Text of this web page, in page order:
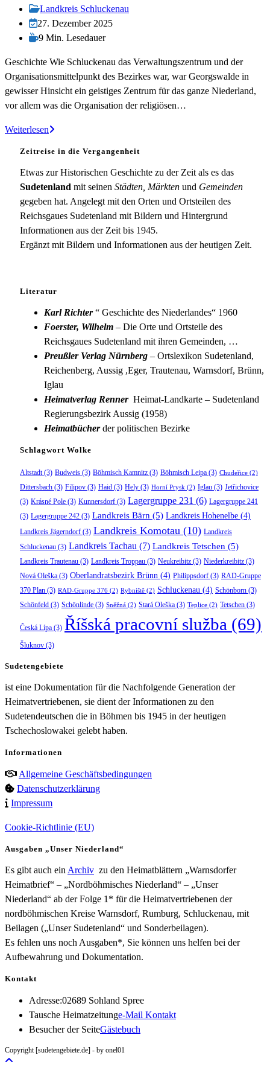
veröffentlicht:
Beitrags-
Kategorie:
Landkreis Schluckenau
Beitrag
zuletzt
am:
27. Dezember 2025
Lesedauer:
9 Min. Lesedauer
Geschichte Wie Schluckenau das Verwaltungszentrum und der
Organisationsmittelpunkt des Bezirkes war, war Georgswalde in
gewisser Hinsicht ein geistiges Zentrum für das ganze Niederland,
vor allem was die Organisation der religiösen…
WeiterlesenGeorgswalde
Zeitreise in die Vergangenheit
Etwas zur Historischen Geschichte zu der Zeit als es das
Sudetenland mit seinen Städten, Märkten und Gemeinden
gegeben hat. Angelegt mit den Orten und Ortsteilen des
Reichsgaues Sudetenland mit Bildern und Hintergrund
Informationen aus der Zeit bis 1945.
Ergänzt mit Bildern und Informationen aus der heutigen Zeit.
Literatur
Karl Richter“ Geschichte des Niederlandes“ 1960
Foerster, Wilhelm – Die Orte und Ortsteile des
Reichsgaues Sudetenland mit ihren Gemeinden, …
Preußler Verlag Nürnberg – Ortslexikon Sudetenland,
Reichenberg, Aussig ,Eger, Trautenau, Warnsdorf, Brünn,
Iglau
Heimatverlag Renner Heimat-Landkarte – Sudetenland
Regierungsbezirk Aussig (1958)
Heimatbücherder politischen Bezirke
Schlagwort Wolke
Altstadt (3) Budweis (3) Böhmisch Kamnitz (3) Böhmisch Leipa (3) Chudeřice (2)
Dittersbach (3) Filipov (3) Haid (3) Hely (3) Horní Prysk (2) Iglau (3) Jetřichovice
(3) Krásné Pole (3) Kunnersdorf (3) Lagergruppe 231 (6) Lagergruppe 241
(3) Lagergruppe 242 (3) Landkreis Bärn (5) Landkreis Hohenelbe (4)
Landkreis Jägerndorf (3) Landkreis Komotau (10) Landkreis
Schluckenau (3) Landkreis Tachau (7) Landkreis Tetschen (5)
Landkreis Trautenau (3) Landkreis Troppau (3) Neukreibitz (3) Niederkreibitz (3)
Nová Oleška (3) Oberlandratsbezirk Brünn (4) Philippsdorf (3) RAD-Gruppe
370 Plan (3) RAD-Gruppe 376 (2) Rybniště (2) Schluckenau (4) Schönborn (3)
Schönfeld (3) Schönlinde (3) Sněžná (2) Stará Oleška (3) Teplice (2) Tetschen (3)
Česká Lípa (3) Říšská pracovní služba (69)
Šluknov (3)
Sudetengebiete
ist eine Dokumentation für die Nachfolgende Generation der
Heimatvertriebenen, sie dient der Informationen zu den
Sudetendeutschen die in Böhmen bis 1945 in der heutigen
Tschechoslowakei gelebt haben.
Informationen
Allgemeine Geschäftsbedingungen
Datenschutzerklärung
Impressum
Cookie-Richtlinie (EU)
Ausgaben „Unser Niederland“
Es gibt auch ein Archiv zu den Heimatblättern „Warnsdorfer
Heimatbrief“ – „Nordböhmisches Niederland“ – „Unser
Niederland“ ab der Folge 1* für die Heimatvertriebenen der
nordböhmischen Kreise Warnsdorf, Rumburg, Schluckenau, mit
Beilagen („Unser Sudetenland“ und Sonderbeilagen).
Es fehlen uns noch Ausgaben*, Sie können uns helfen bei der
Aufbewahrung und Dokumentation.
Kontakt
Adresse:02689 Sohland Spree
Tausche Heimatzeitunge-Mail KontaktOpens
Besucher der SeiteGästebuch
Copyright [sudetengebiete.de] - by onel01